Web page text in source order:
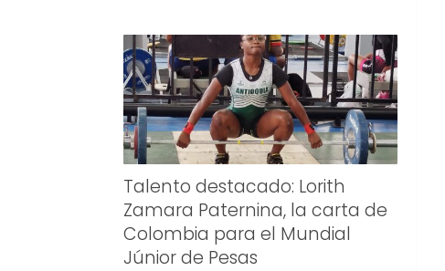
Talento destacado: Lorith
Zamara Paternina, la carta de
Colombia para el Mundial
Júnior de Pesas